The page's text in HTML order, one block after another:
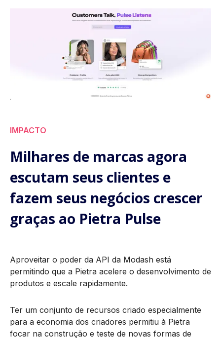
IMPACTO
Milhares de marcas agora
escutam seus clientes e
fazem seus negócios crescer
graças ao Pietra Pulse
Aproveitar o poder da API da Modash está
permitindo que a Pietra acelere o desenvolvimento de
produtos e escale rapidamente.
Ter um conjunto de recursos criado especialmente
para a economia dos criadores permitiu à Pietra
focar na construção e teste de novas formas de